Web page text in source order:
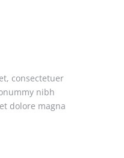
consectetuer
nibh
dolore magna